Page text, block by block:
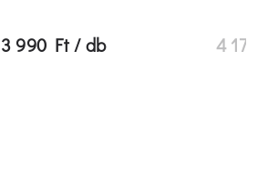
3 990 Ft / db 4 179